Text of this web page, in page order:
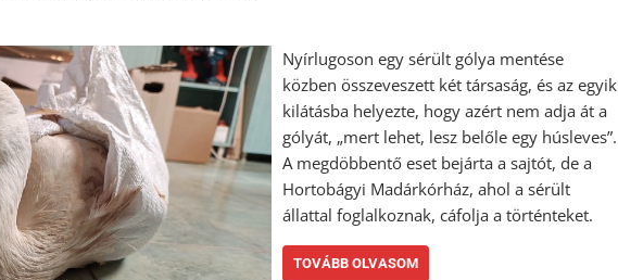
Nyírlugoson egy sérült gólya mentése
közben összeveszett két társaság, és az egyik
kilátásba helyezte, hogy azért nem adja át a
gólyát, „mert lehet, lesz belőle egy húsleves”.
A megdöbbentő eset bejárta a sajtót, de a
Hortobágyi Madárkórház, ahol a sérült
állattal foglalkoznak, cáfolja a történteket.
TOVÁBB OLVASOM